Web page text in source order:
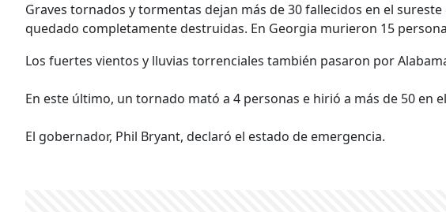
Graves tornados y tormentas dejan más de 30 fallecidos en el
quedado completamente destruidas. En Georgia murieron 15
Los fuertes vientos y lluvias torrenciales también pasaron por
En este último, un tornado mató a 4 personas e hirió a más de 50 en
El gobernador, Phil Bryant, declaró el estado de emergencia.